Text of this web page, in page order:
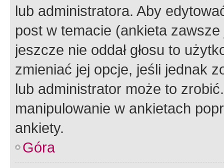
lub administratora. Aby
post w temacie (ankieta
jeszcze nie oddał głosu to
zmieniać jej opcje, jeśli jednak
lub administrator może to
manipulowanie w ankietach
ankiety.
Góra